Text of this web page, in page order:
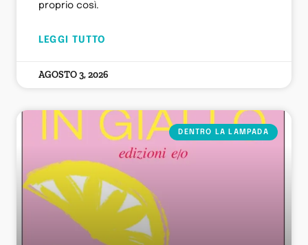
proprio così.
LEGGI TUTTO
AGOSTO 3, 2026
DENTRO LA LAMPADA